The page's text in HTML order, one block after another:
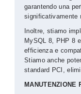
garantendo una
significativamente
Inoltre, stiamo
MySQL 8, PHP 8
efficienza e
Stiamo anche
standard PCI,
MANUTENZIONE